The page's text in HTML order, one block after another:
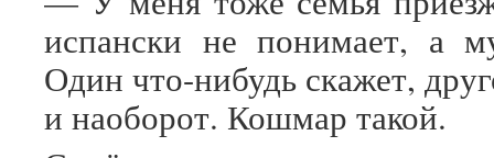
испански не понимает, а
Один что-нибудь скажет,
и наоборот. Кошмар такой.